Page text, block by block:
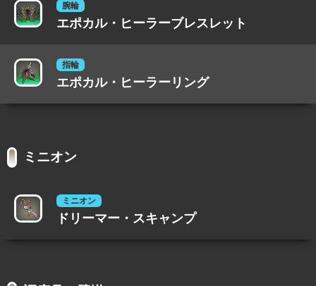
腕輪
エポカル・ヒーラーブレスレット
指輪
エポカル・ヒーラーリング
ミニオン
ミニオン
ドリーマー・スキャンプ